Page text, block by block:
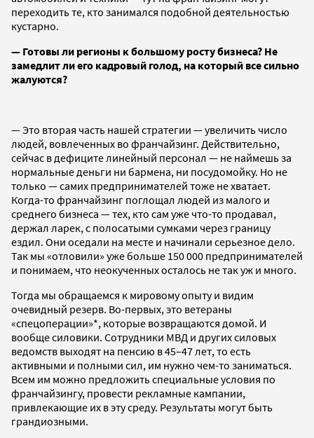
переходить те, кто занимался подобной деятельностью
кустарно.
— Готовы ли регионы к большому росту бизнеса? Не
замедлит ли его кадровый голод, на который все сильно
жалуются?
— Это вторая часть нашей стратегии — увеличить число
людей, вовлеченных во франчайзинг. Действительно,
сейчас в дефиците линейный персонал — не наймешь за
нормальные деньги ни бармена, ни посудомойку. Но не
только — самих предпринимателей тоже не хватает.
Когда-то франчайзинг поглощал людей из малого и
среднего бизнеса — тех, кто сам уже что-то продавал,
держал ларек, с полосатыми сумками через границу
ездил. Они оседали на месте и начинали серьезное дело.
Так мы «отловили» уже больше 150 000 предпринимателей
и понимаем, что неокученных осталось не так уж и много.
Тогда мы обращаемся к мировому опыту и видим
очевидный резерв. Во-первых, это ветераны
«спецоперации»*, которые возвращаются домой. И
вообще силовики. Сотрудники МВД и других силовых
ведомств выходят на пенсию в 45–47 лет, то есть
активными и полными сил, им нужно чем-то заниматься.
Всем им можно предложить специальные условия по
франчайзингу, провести рекламные кампании,
привлекающие их в эту среду. Результаты могут быть
грандиозными.